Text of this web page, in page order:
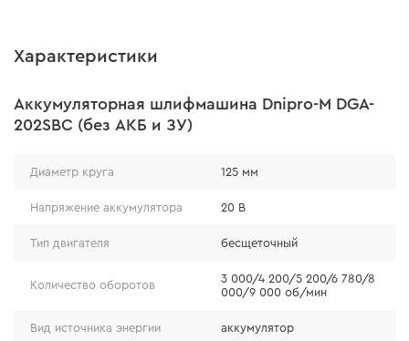
Характеристики
Аккумуляторная шлифмашина Dnipro-M DGA-
202SBC (без АКБ и ЗУ)
Диаметр круга 125 мм
Напряжение аккумулятора 20 В
Тип двигателя бесщеточный
Количество оборотов
3 000/4 200/5 200/6 780/8
000/9 000 об/мин
Вид источника энергии аккумулятор